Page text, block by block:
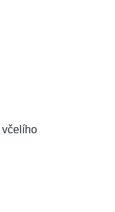
včelího